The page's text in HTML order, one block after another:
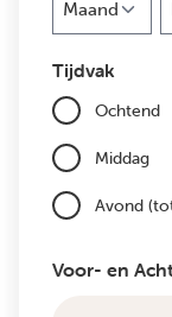
Tijdvak
Ochtend
Middag
Avond
Voor- en